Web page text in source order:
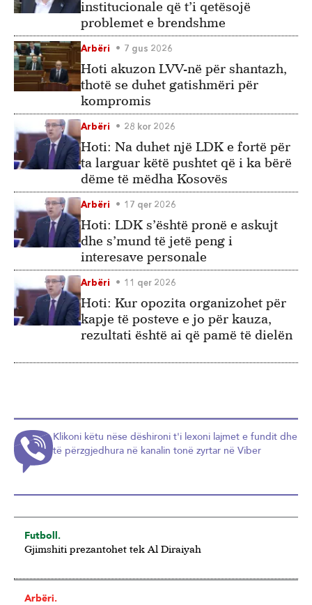
institucionale që t’i qetësojë
problemet e brendshme
Arbëri 7 gus 2026
Hoti akuzon LVV-në për shantazh,
thotë se duhet gatishmëri për
kompromis
Arbëri 28 kor 2026
Hoti: Na duhet një LDK e fortë për
ta larguar këtë pushtet që i ka bërë
dëme të mëdha Kosovës
Arbëri 17 qer 2026
Hoti: LDK s’është pronë e askujt
dhe s’mund të jetë peng i
interesave personale
Arbëri 11 qer 2026
Hoti: Kur opozita organizohet për
kapje të posteve e jo për kauza,
rezultati është ai që pamë të dielën
Klikoni këtu nëse dëshironi t'i lexoni lajmet e fundit dhe
të përzgjedhura në kanalin tonë zyrtar në Viber
Futboll.
Gjimshiti prezantohet tek Al Diraiyah
Arbëri.